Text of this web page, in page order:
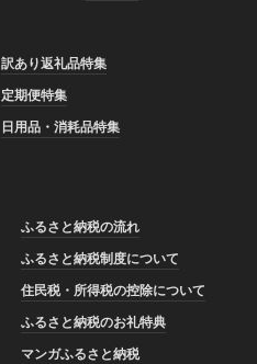
訳あり返礼品特集
定期便特集
日用品・消耗品特集
ふるさと納税の流れ
ふるさと納税制度について
住民税・所得税の控除について
ふるさと納税のお礼特典
マンガふるさと納税